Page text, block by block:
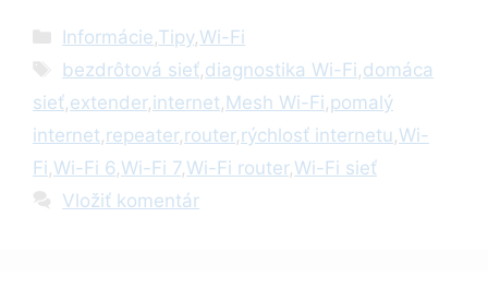
Kategórie
Informácie Tipy, Wi-Fi
Značky
bezdrôtová sieť diagnostika Wi-Fi domáca
sieť extender, internet Mesh Wi-Fi pomalý
internet repeater, router, rýchlosť internetu Wi-
Fi Wi-Fi 6 Wi-Fi 7, Wi-Fi router, Wi-Fi sieť
Vložiť komentár